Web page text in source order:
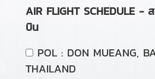
AIR FLIGHT SCHEDULE -
บิน
POL : DON MUEANG,
THAILAND